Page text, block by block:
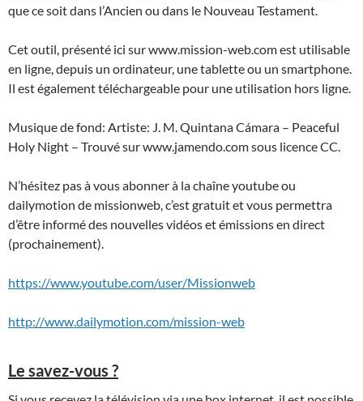
que ce soit dans l’Ancien ou dans le Nouveau Testament.
Cet outil, présenté ici sur www.mission-web.com est utilisable
en ligne, depuis un ordinateur, une tablette ou un smartphone.
Il est également téléchargeable pour une utilisation hors ligne.
Musique de fond: Artiste: J. M. Quintana Cámara – Peaceful
Holy Night – Trouvé sur www.jamendo.com sous licence CC.
N’hésitez pas à vous abonner à la chaîne youtube ou
dailymotion de missionweb, c’est gratuit et vous permettra
d’être informé des nouvelles vidéos et émissions en direct
(prochainement).
https://www.youtube.com/user/Missionweb
http://www.dailymotion.com/mission-web
Le savez-vous ?